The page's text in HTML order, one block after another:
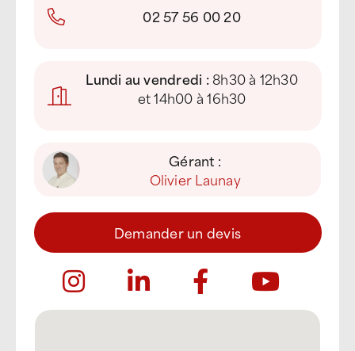
02 57 56 00 20
Lundi au vendredi :8h30 à 12h30
et 14h00 à 16h30
Gérant :
Olivier Launay
Demander un devis